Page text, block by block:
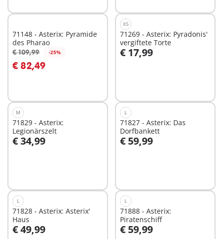
71148 - Asterix: Pyramide
des Pharao
€ 109,99 -25%
€ 82,49
XS
71269 - Asterix: Pyradonis'
vergiftete Torte
€ 17,99
M
71829 - Asterix:
Legionärszelt
€ 34,99
In den Warenkorb
L
71827 - Asterix: Das
Dorfbankett
€ 59,99
In den Warenkorb
L
71828 - Asterix: Asterix'
Haus
€ 49,99
In den Warenkorb
L
71888 - Asterix:
Piratenschiff
€ 59,99